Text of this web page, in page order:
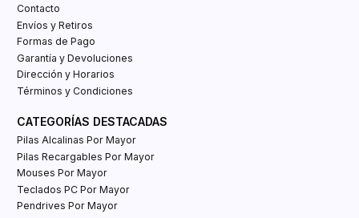
Contacto
Envíos y Retiros
Formas de Pago
Garantía y Devoluciones
Dirección y Horarios
Términos y Condiciones
CATEGORÍAS DESTACADAS
Pilas Alcalinas Por Mayor
Pilas Recargables Por Mayor
Mouses Por Mayor
Teclados PC Por Mayor
Pendrives Por Mayor